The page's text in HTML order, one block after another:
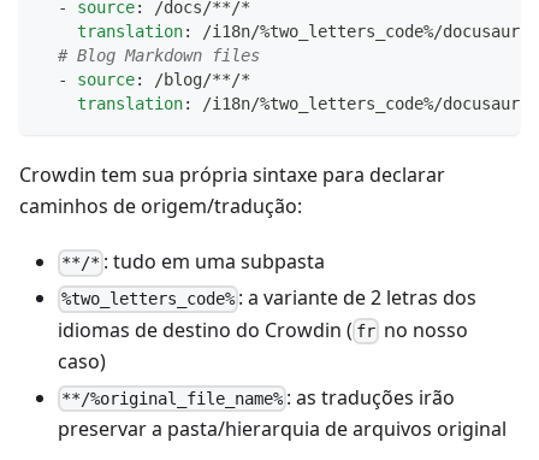
-
source: /docs/**/*
translation:
/i18n/%two_letters_code%/docusaurus
# Blog Markdown files
-
source: /blog/**/*
translation: /i18n/%two_letters_code%/docusaurus
Crowdin tem sua própria sintaxe para declarar
caminhos de origem/tradução:
**/* : tudo em uma subpasta
%two_letters_code% : a variante de 2 letras dos
idiomas de destino do Crowdin ( fr no nosso
caso)
**/%original_file_name% : as traduções irão
preservar a pasta/hierarquia de arquivos original